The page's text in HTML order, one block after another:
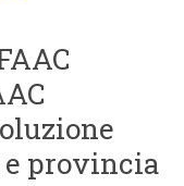
provincia